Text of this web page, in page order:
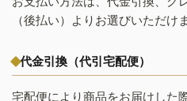
（後払い）よりお選びいただけ
代金引換（代引宅配便）
宅配便により商品をお届けした